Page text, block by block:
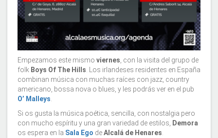
Empezamos este mismo viernes , con la visita del grupo de
folk Boys Of The Hills . Los irlandeses residentes en España
combinan música con muchas raíces con jazz, country
americano, bossa nova o blues, y les podrás ver en el pub
O’ Malleys
Si os gusta la música poética, sencilla, con nostalgia pero
con mucho espíritu y una gran variedad de estilos,
Demora
os espera en la Sala Ego deAlcalá de Henares